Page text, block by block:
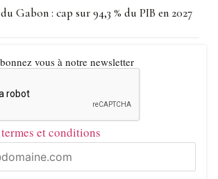
Gabon : cap sur 94,3 % du PIB en 2027
vous à notre newsletter
termes et conditions